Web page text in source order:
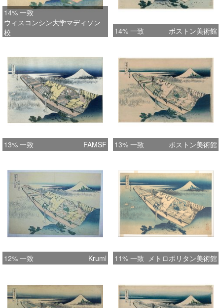
14% 一致
ウィスコンシン大学マディソン
校
14% 一致 ボストン美術館
13% 一致 FAMSF 13% 一致 ボストン美術館
12% 一致 Kruml 11% 一致 メトロポリタン美術館